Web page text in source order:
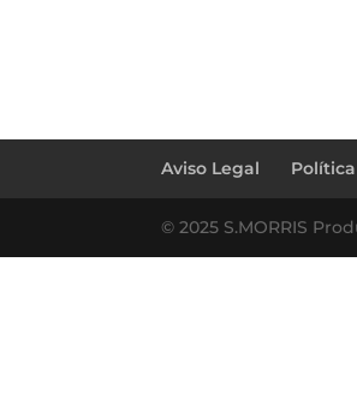
Aviso Legal
© 2025 S.MORRIS